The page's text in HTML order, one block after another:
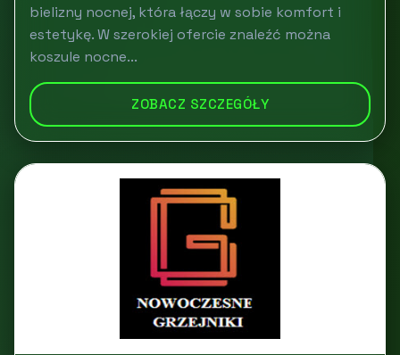
bielizny nocnej, która łączy w sobie komfort i
estetykę. W szerokiej ofercie znaleźć można
koszule nocne...
ZOBACZ SZCZEGÓŁY